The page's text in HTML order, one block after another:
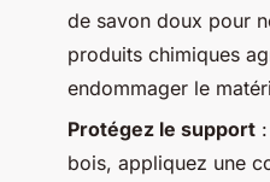
de savon doux pour
produits chimiques
endommager le
Protégez le support
bois, appliquez une